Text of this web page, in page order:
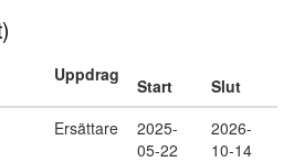
Uppdrag
Start
Slut
Ersättare
2025-
05-22
2026-
10-14